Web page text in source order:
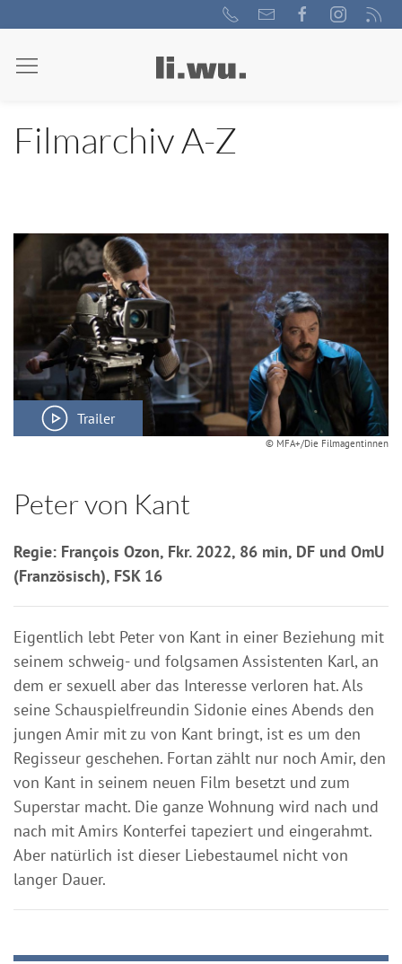
Filmarchiv A-Z
Trailer
© MFA+/Die Filmagentinnen
Peter von Kant
Regie: François Ozon, Fkr. 2022, 86 min, DF und OmU
(Französisch), FSK 16
Eigentlich lebt Peter von Kant in einer Beziehung mit
seinem schweig- und folgsamen Assistenten Karl, an
dem er sexuell aber das Interesse verloren hat. Als
seine Schauspielfreundin Sidonie eines Abends den
jungen Amir mit zu von Kant bringt, ist es um den
Regisseur geschehen. Fortan zählt nur noch Amir, den
von Kant in seinem neuen Film besetzt und zum
Superstar macht. Die ganze Wohnung wird nach und
nach mit Amirs Konterfei tapeziert und eingerahmt.
Aber natürlich ist dieser Liebestaumel nicht von
langer Dauer.